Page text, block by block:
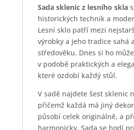
Sada sklenic z lesního skla
historických technik a
Lesní sklo patří mezi
výrobky a jeho tradice sahá
středověku. Dnes si ho
v podobě praktických a
které ozdobí každý stůl.
V sadě najdete šest sklenic
přičemž každá má jiný
působí celek originálně, a
harmonicky. Sada se hodí